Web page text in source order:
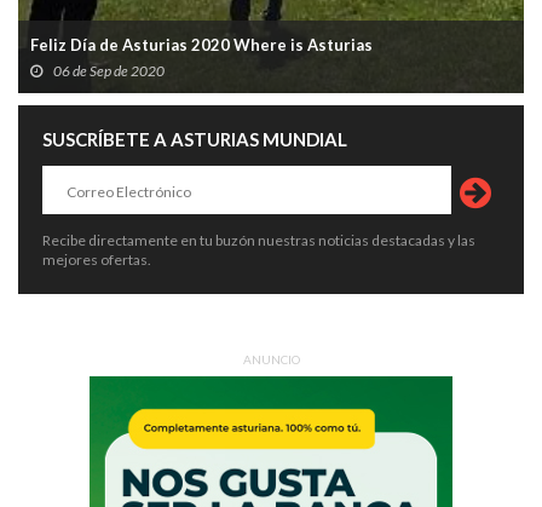
Feliz Día de Asturias 2020 Where is Asturias
06 de Sep de 2020
SUSCRÍBETE A ASTURIAS MUNDIAL
Recibe directamente en tu buzón nuestras noticias destacadas y las
mejores ofertas.
ANUNCIO